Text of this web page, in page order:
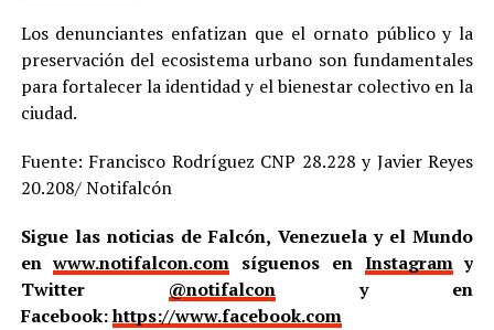
Los denunciantes enfatizan que el ornato público y la
preservación del ecosistema urbano son fundamentales
para fortalecer la identidad y el bienestar colectivo en la
ciudad.
Fuente: Francisco Rodríguez CNP 28.228 y Javier Reyes
20.208/ Notifalcón
Sigue las noticias de Falcón, Venezuela y el Mundo
enwww.notifalcon.com síguenos en Instagramy
Twitter @notifalcony en
Facebook:https://www.facebook.com